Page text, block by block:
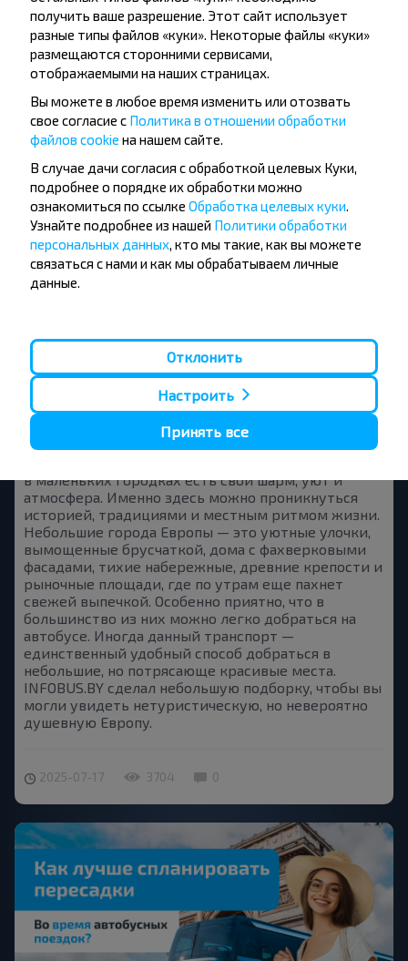
4180
Самые красивые маленькие города
Европы, которые стоит посетить на
Крупные города, такие как Париж, Рим, Прага и
Барселона, в первую очередь всплывают в голове,
в маленьких городках есть свой шарм, уют и
атмосфера. Именно здесь можно проникнуться
историей, традициями и местным ритмом жизни.
Небольшие города Европы — это уютные улочки,
вымощенные брусчаткой, дома с фахверковыми
фасадами, тихие набережные, древние крепости и
рыночные площади, где по утрам еще пахнет
свежей выпечкой. Особенно приятно, что в
большинство из них можно легко добраться на
автобусе. Иногда данный транспорт —
единственный удобный способ добраться в
небольшие, но потрясающе красивые места.
INFOBUS.BY сделал небольшую подборку, чтобы вы
могли увидеть нетуристическую, но невероятно
душевную Европу.
2025-07-17 3704 0
получить ваше разрешение. Этот сайт использует
разные типы файлов «куки». Некоторые файлы «куки»
размещаются сторонними сервисами,
отображаемыми на наших страницах.
Вы можете в любое время изменить или отозвать
свое согласие с Политика в отношении обработки
файлов cookie на нашем сайте.
В случае дачи согласия с обработкой целевых Куки,
подробнее о порядке их обработки можно
ознакомиться по ссылке Обработка целевых куки
Узнайте подробнее из нашей Политики обработки
персональных данных , кто мы такие, как вы можете
связаться с нами и как мы обрабатываем личные
данные.
Отклонить
Настроить
Принять все